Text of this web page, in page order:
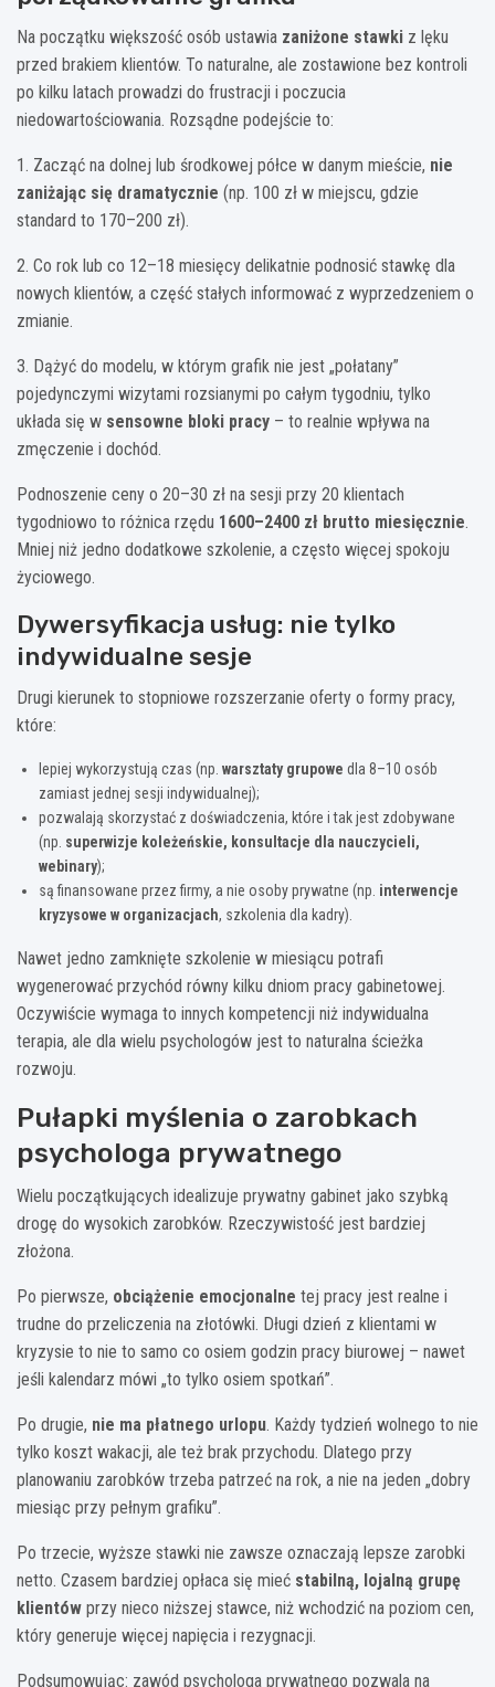
Na początku większość osób ustawia zaniżone stawki z lęku
przed brakiem klientów. To naturalne, ale zostawione bez kontroli
po kilku latach prowadzi do frustracji i poczucia
niedowartościowania. Rozsądne podejście to:
1. Zacząć na dolnej lub środkowej półce w danym mieście, nie
zaniżając się dramatycznie (np. 100 zł w miejscu, gdzie
standard to 170–200 zł).
2. Co rok lub co 12–18 miesięcy delikatnie podnosić stawkę dla
nowych klientów, a część stałych informować z wyprzedzeniem o
zmianie.
3. Dążyć do modelu, w którym grafik nie jest „połatany”
pojedynczymi wizytami rozsianymi po całym tygodniu, tylko
układa się w sensowne bloki pracy – to realnie wpływa na
zmęczenie i dochód.
Podnoszenie ceny o 20–30 zł na sesji przy 20 klientach
tygodniowo to różnica rzędu 1600–2400 zł brutto miesięcznie.
Mniej niż jedno dodatkowe szkolenie, a często więcej spokoju
życiowego.
Dywersyfikacja usług: nie tylko
indywidualne sesje
Drugi kierunek to stopniowe rozszerzanie oferty o formy pracy,
które:
lepiej wykorzystują czas (np. warsztaty grupowe dla 8–10 osób
zamiast jednej sesji indywidualnej);
pozwalają skorzystać z doświadczenia, które i tak jest zdobywane
(np. superwizje koleżeńskie, konsultacje dla nauczycieli,
webinary);
są finansowane przez firmy, a nie osoby prywatne (np. interwencje
kryzysowe w organizacjach, szkolenia dla kadry).
Nawet jedno zamknięte szkolenie w miesiącu potrafi
wygenerować przychód równy kilku dniom pracy gabinetowej.
Oczywiście wymaga to innych kompetencji niż indywidualna
terapia, ale dla wielu psychologów jest to naturalna ścieżka
rozwoju.
Pułapki myślenia o zarobkach
psychologa prywatnego
Wielu początkujących idealizuje prywatny gabinet jako szybką
drogę do wysokich zarobków. Rzeczywistość jest bardziej
złożona.
Po pierwsze, obciążenie emocjonalne tej pracy jest realne i
trudne do przeliczenia na złotówki. Długi dzień z klientami w
kryzysie to nie to samo co osiem godzin pracy biurowej – nawet
jeśli kalendarz mówi „to tylko osiem spotkań”.
Po drugie, nie ma płatnego urlopu. Każdy tydzień wolnego to nie
tylko koszt wakacji, ale też brak przychodu. Dlatego przy
planowaniu zarobków trzeba patrzeć na rok, a nie na jeden „dobry
miesiąc przy pełnym grafiku”.
Po trzecie, wyższe stawki nie zawsze oznaczają lepsze zarobki
netto. Czasem bardziej opłaca się mieć stabilną, lojalną grupę
klientów przy nieco niższej stawce, niż wchodzić na poziom cen,
który generuje więcej napięcia i rezygnacji.
Podsumowując: zawód psychologa prywatnego pozwala na